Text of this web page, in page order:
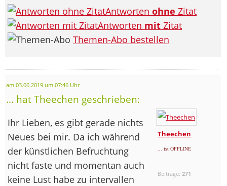
Antworten ohne Zitat
Antworten mit Zitat
Themen-Abo bestellen
am 03.06.2019 um 07:46 Uhr
... hat Theechen geschrieben:
Theechen
... ist OFFLINE
Beiträge: 271
Ihr Lieben, es gibt gerade nichts
Neues bei mir. Da ich während
der künstlichen Befruchtung
nicht faste und momentan auch
keine Lust habe zu intervallen